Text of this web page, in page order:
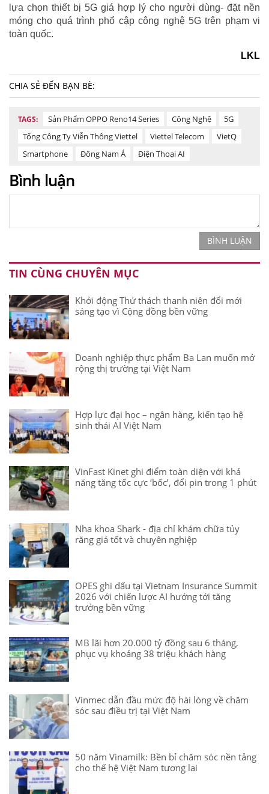
lựa chọn thiết bị 5G giá hợp lý cho người dùng- đặt nền
móng cho quá trình phổ cập công nghệ 5G trên phạm vi
toàn quốc.
LKL
CHIA SẺ ĐẾN BẠN BÈ:
TAGS: Sản Phẩm OPPO Reno14 Series Công Nghệ
5G
Tổng Công Ty Viễn Thông Viettel
Viettel Telecom
VietQ
Smartphone
Đông Nam Á Điện Thoại AI
Bình luận
BÌNH LUẬN
TIN CÙNG CHUYÊN MỤC
Khởi động Thử thách thanh niên đổi mới
sáng tạo vì Cộng đồng bền vững
Doanh nghiệp thực phẩm Ba Lan muốn mở
rộng thị trường tại Việt Nam
Hợp lực đại học – ngân hàng, kiến tạo hệ
sinh thái AI Việt Nam
VinFast Kinet ghi điểm toàn diện với khả
năng tăng tốc cực ‘bốc’, đổi pin trong 1 phút
Nha khoa Shark - địa chỉ khám chữa tủy
răng giá tốt và chuyên nghiệp
OPES ghi dấu tại Vietnam Insurance Summit
2026 với chiến lược AI hướng tới tăng
trưởng bền vững
MB lãi hơn 20.000 tỷ đồng sau 6 tháng,
phục vụ khoảng 38 triệu khách hàng
Vinmec dẫn đầu mức độ hài lòng về chăm
sóc sau điều trị tại Việt Nam
50 năm Vinamilk: Bền bỉ chăm sóc nền tảng
cho thế hệ Việt Nam tương lai